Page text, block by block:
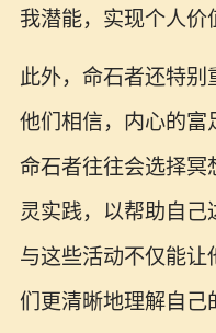
我潜能，实现个人价
此外，命石者还特别
他们相信，内心的富
命石者往往会选择冥
灵实践，以帮助自
与这些活动不仅能让
们更清晰地理解自己